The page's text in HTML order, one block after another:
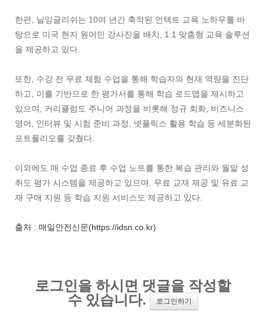
한편, 닐잉글리쉬는 10여 년간 축적된 언택트 교육 노하우를 바
탕으로 미국 현지 원어민 강사진을 배치, 1:1 맞춤형 교육 솔루션
을 제공하고 있다.
또한, 수강 전 무료 체험 수업을 통해 학습자의 현재 역량을 진단
하고, 이를 기반으로 한 평가서를 통해 학습 로드맵을 제시하고
있으며, 커리큘럼도 주니어 과정을 비롯해 정규 회화, 비즈니스
영어, 인터뷰 및 시험 준비 과정, 넷플릭스 활용 학습 등 세분화된
포트폴리오를 갖췄다.
이외에도 매 수업 종료 후 수업 노트를 통한 복습 관리와 월말 성
취도 평가 시스템을 제공하고 있으며, 무료 교재 제공 및 유료 교
재 구매 지원 등 학습 지원 서비스도 제공하고 있다.
출처 : 매일안전신문(https://idsn.co.kr)